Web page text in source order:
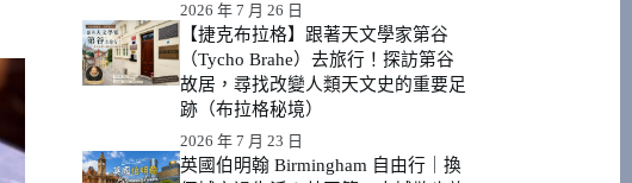
2026 年 7 月 26 日
【捷克布拉格】跟著天文學家第谷
（Tycho Brahe）去旅行！探訪第谷
故居，尋找改變人類天文史的重要足
跡（布拉格秘境）
2026 年 7 月 23 日
英國伯明翰 Birmingham 自由行｜換